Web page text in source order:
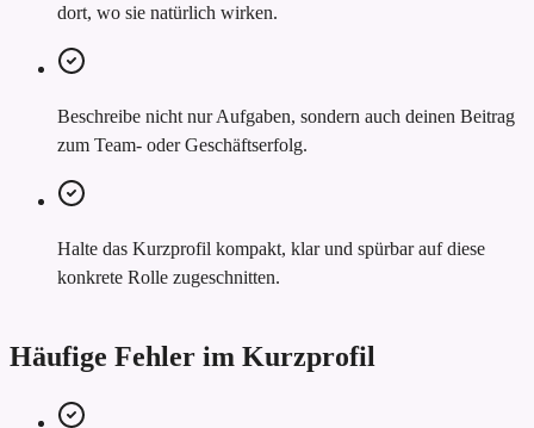
dort, wo sie natürlich wirken.
Beschreibe nicht nur Aufgaben, sondern auch deinen Beitrag
zum Team- oder Geschäftserfolg.
Halte das Kurzprofil kompakt, klar und spürbar auf diese
konkrete Rolle zugeschnitten.
Häufige Fehler im Kurzprofil